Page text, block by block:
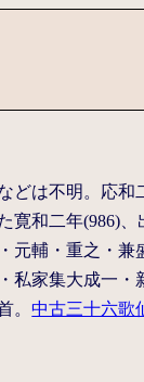
どは不明。応和
寛和二年(986)、
元輔・重之・兼
私家集大成一・
。中古三十六歌